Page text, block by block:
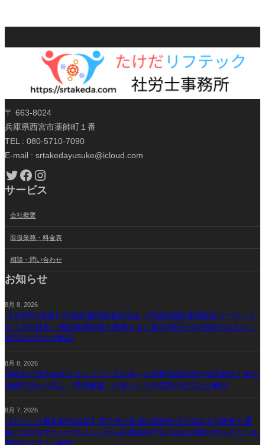
〒 663-8024
兵庫県西宮市薬師町１番
TEL : 080-5710-7090
E-mail : srtakedayusuke@icloud.com
Twitter Facebook Instagram
サービス
会社概要
取扱業務・料金表
相談・問い合わせ
お知らせ
8月 8, 2026
【令和8年度版】65歳超雇用推進助成金（65歳超継続雇用促進コース）と
は？定年延長・継続雇用制度を整備すると最大240万円が支給されます｜
西宮の社労士が解説
8月 8, 2026
在職中に競合会社を立ち上げた元社員への損害賠償請求が全額棄却！東京
地裁判決から学ぶ「懲戒解雇」の落とし穴を西宮の社労士が解説
8月 7, 2026
【カスハラ最新動向2026】厚労省が薬局の調剤拒否を認める法解釈を通
知！カスタマーハラスメントから従業員を守るために企業がすべきことを